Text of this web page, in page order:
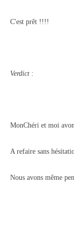
C'est prêt !!!!
Verdict :
MonChéri et moi
A refaire sans
Nous avons même